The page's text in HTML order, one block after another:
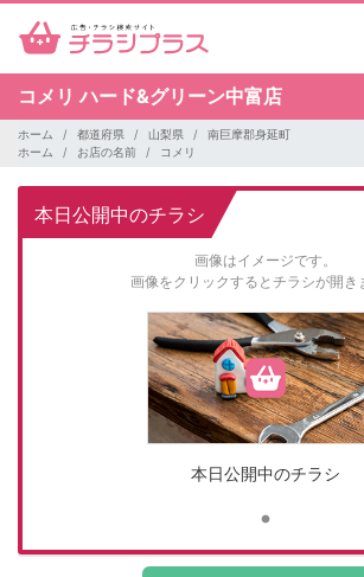
コメリハード&グリーン中富店
ホーム 都道府県 山梨県
南巨摩郡身延町
ホーム
お店の名前 コメリ
本日公開中のチラシ
画像はイメージです。
画像をクリックするとチラシが開き
本日公開中のチラシ